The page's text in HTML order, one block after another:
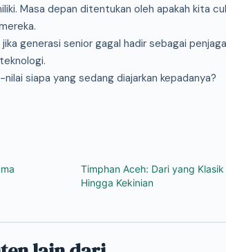
Masa depan ditentukan oleh apakah kita
generasi senior gagal hadir sebagai
siapa yang sedang diajarkan kepadanya?
Timphan Aceh: Dari yang Klasik
Hingga Kekinian